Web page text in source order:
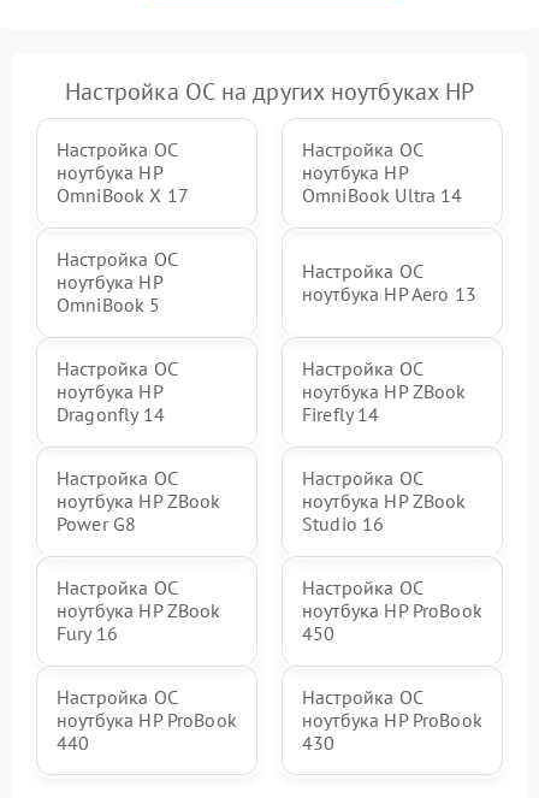
Настройка ОС на других ноутбуках HP
Настройка ОС
ноутбука HP
OmniBook X 17
Настройка ОС
ноутбука HP
OmniBook Ultra 14
Настройка ОС
ноутбука HP
OmniBook 5
Настройка ОС
ноутбука HP Aero 13
Настройка ОС
ноутбука HP
Dragonfly 14
Настройка ОС
ноутбука HP ZBook
Firefly 14
Настройка ОС
ноутбука HP ZBook
Power G8
Настройка ОС
ноутбука HP ZBook
Studio 16
Настройка ОС
ноутбука HP ZBook
Fury 16
Настройка ОС
ноутбука HP ProBook
450
Настройка ОС
ноутбука HP ProBook
440
Настройка ОС
ноутбука HP ProBook
430